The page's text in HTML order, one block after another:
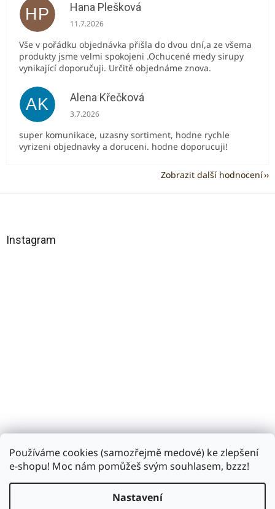
Používáme cookies (samozřejmě medové) ke zlepšení
e-shopu! Moc nám pomůžeš svým souhlasem, bzzz!
Nastavení
HP Hana Plešková
Hodnocení obchodu je 5 z 5 hvězdiček.
11.7.2026
Vše v pořádku objednávka přišla do dvou dní,a ze všema
produkty jsme velmi spokojeni .Ochucené medy sirupy
vynikající doporučuji. Určitě objednáme znova.
AK Alena Křečková
Hodnocení obchodu je 5 z 5 hvězdiček.
3.7.2026
super komunikace, uzasny sortiment, hodne rychle
vyrizeni objednavky a doruceni. hodne doporucuji!
Zobrazit další hodnocení
Instagram
Sledovat na Instagramu
Vytvořil Shoptet